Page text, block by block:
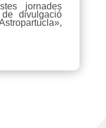
jornades
divulgació